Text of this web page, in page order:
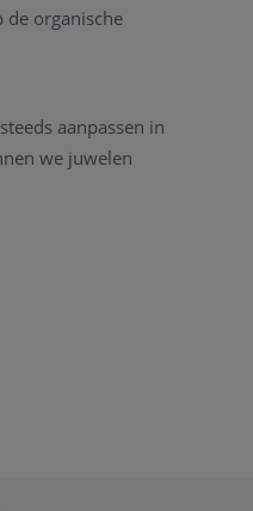
de organische
aanpassen in
we juwelen